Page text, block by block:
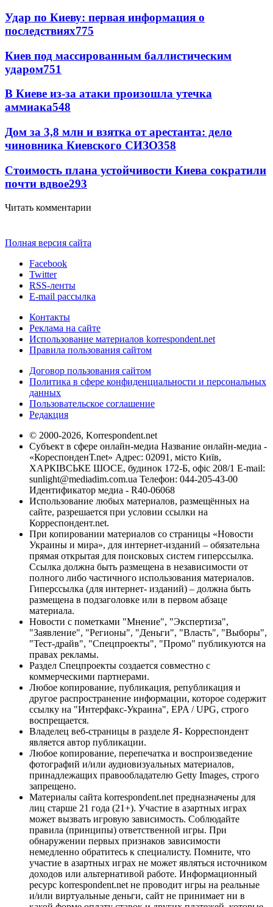
Удар по Киеву: первая информация о
последствиях775
Киев под массированным баллистическим
ударом751
В Киеве из-за атаки произошла утечка
аммиака548
Дом за 3,8 млн и взятка от арестанта: дело
чиновника Киевского СИЗО358
Стоимость плана устойчивости Киева сократили
почти вдвое293
Читать комментарии
Полная версия сайта
Facebook
Twitter
RSS-ленты
E-mail рассылка
Контакты
Реклама на сайте
Использование материалов korrespondent.net
Правила пользования сайтом
Договор пользования сайтом
Политика в сфере конфиденциальности и персональных
данных
Пользовательское соглашение
Редакция
© 2000-2026, Korrespondent.net
Субъект в сфере онлайн-медиа Название онлайн-медиа -
«КореспонденТ.net» Адрес: 02091, місто Київ,
ХАРКІВСЬКЕ ШОСЕ, будинок 172-Б, офіс 208/1 E-mail:
sunlight@mediadim.com.ua Телефон: 044-205-43-00
Идентификатор медиа - R40-06068
Использование любых материалов, размещённых на
сайте, разрешается при условии ссылки на
Корреспондент.net.
При копировании материалов со страницы «Новости
Украины и мира», для интернет-изданий – обязательна
прямая открытая для поисковых систем гиперссылка.
Ссылка должна быть размещена в независимости от
полного либо частичного использования материалов.
Гиперссылка (для интернет- изданий) – должна быть
размещена в подзаголовке или в первом абзаце
материала.
Новости с пометками "Мнение", "Экспертиза",
"Заявление", "Регионы", "Деньги", "Власть", "Выборы",
"Тест-драйв", "Спецпроекты", "Промо" публикуются на
правах рекламы.
Раздел Спецпроекты создается совместно с
коммерческими партнерами.
Любое копирование, публикация, републикация и
другое распространение информации, которое содержит
ссылку на "Интерфакс-Украина", EPA / UPG, строго
воспрещается.
Владелец веб-страницы в разделе Я- Корреспондент
является автор публикации.
Любое копирование, перепечатка и воспроизведение
фотографий и/или аудиовизуальных материалов,
принадлежащих правообладателю Getty Images, строго
запрещено.
Материалы сайта korrespondent.net предназначены для
лиц старше 21 года (21+). Участие в азартных играх
может вызвать игровую зависимость. Соблюдайте
правила (принципы) ответственной игры. При
обнаружении первых признаков зависимости
немедленно обратитесь к специалисту. Помните, что
участие в азартных играх не может являться источником
доходов или альтернативой работе. Информационный
ресурс korrespondent.net не проводит игры на реальные
и/или виртуальные деньги, сайт не принимает ни в